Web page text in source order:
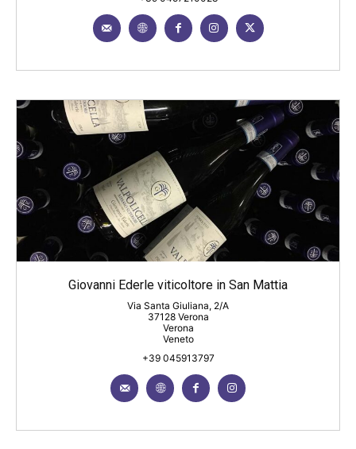
Giovanni Ederle viticoltore in San Mattia
Via Santa Giuliana, 2/A
37128 Verona
Verona
Veneto
+39 045913797